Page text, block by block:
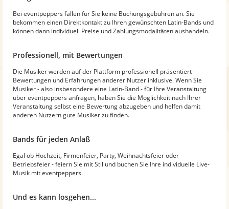
Bei eventpeppers fallen für Sie keine Buchungsgebühren an. Sie
bekommen einen Direktkontakt zu Ihren gewünschten Latin-Bands und
können dann individuell Preise und Zahlungsmodalitäten aushandeln.
Professionell, mit Bewertungen
Die Musiker werden auf der Plattform professionell präsentiert -
Bewertungen und Erfahrungen anderer Nutzer inklusive. Wenn Sie
Musiker - also insbesondere eine Latin-Band - für Ihre Veranstaltung
über eventpeppers anfragen, haben Sie die Möglichkeit nach Ihrer
Veranstaltung selbst eine Bewertung abzugeben und helfen damit
anderen Nutzern gute Musiker zu finden.
Bands für jeden Anlaß
Egal ob Hochzeit, Firmenfeier, Party, Weihnachtsfeier oder
Betriebsfeier - feiern Sie mit Stil und buchen Sie Ihre individuelle Live-
Musik mit eventpeppers.
Und es kann losgehen...